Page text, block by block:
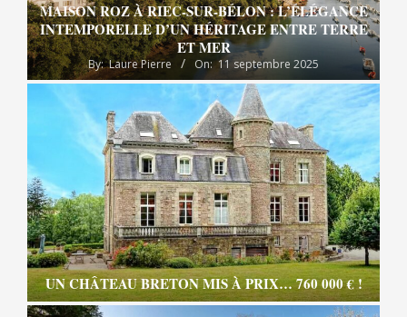
MAISON ROZ À RIEC-SUR-BÉLON : L’ÉLÉGANCE
INTEMPORELLE D’UN HÉRITAGE ENTRE TERRE
ET MER
By: Laure Pierre On: 11 septembre 2025
UN CHÂTEAU BRETON MIS À PRIX… 760 000 € !